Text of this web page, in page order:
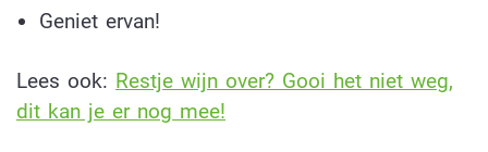
Geniet ervan!
Lees ook: Restje wijn over? Gooi het niet weg,
dit kan je er nog mee!